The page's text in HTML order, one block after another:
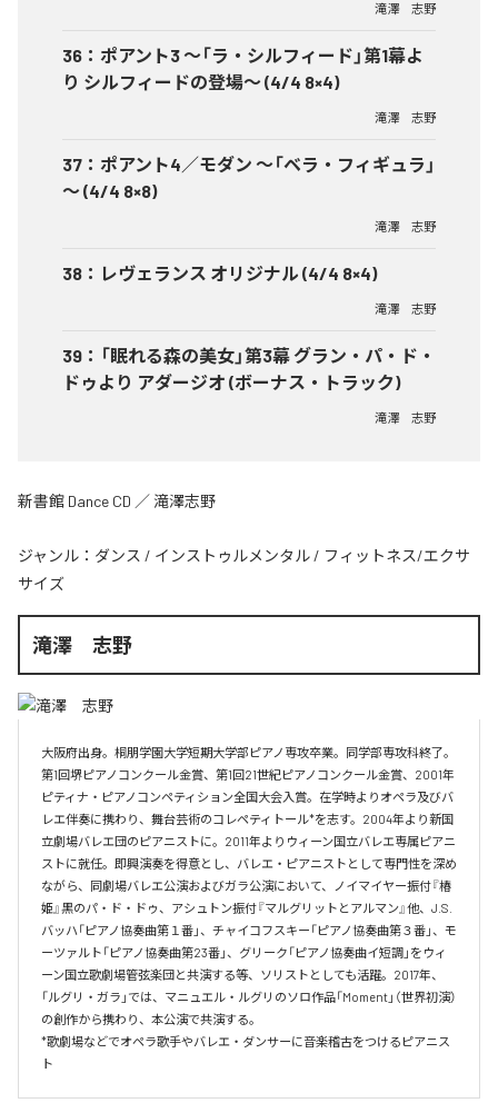
滝澤 志野
36 ： ポアント3 ～「ラ・シルフィード」第1幕よ
り シルフィードの登場～ (4/4 8×4)
滝澤 志野
37 ： ポアント4／モダン ～「ベラ・フィギュラ」
～ (4/4 8×8)
滝澤 志野
38 ： レヴェランス オリジナル (4/4 8×4)
滝澤 志野
39 ： 「眠れる森の美女」第3幕 グラン・パ・ド・
ドゥより アダージオ (ボーナス・トラック)
滝澤 志野
新書館 Dance CD ／ 滝澤志野
ジャンル： ダンス / インストゥルメンタル / フィットネス/エクサ
サイズ
滝澤 志野
大阪府出身。桐朋学園大学短期大学部ピアノ専攻卒業。同学部専攻科終了。
第1回堺ピアノコンクール金賞、第1回21世紀ピアノコンクール金賞、2001年
ピティナ・ピアノコンペティション全国大会入賞。在学時よりオペラ及びバ
レエ伴奏に携わり、舞台芸術のコレペティトール*を志す。2004年より新国
立劇場バレエ団のピアニストに。2011年よりウィーン国立バレエ専属ピアニ
ストに就任。即興演奏を得意とし、バレエ・ピアニストとして専門性を深め
ながら、同劇場バレエ公演およびガラ公演において、ノイマイヤー振付『椿
姫』黒のパ・ド・ドゥ、アシュトン振付『マルグリットとアルマン』他、J.S.
バッハ「ピアノ協奏曲第１番」、チャイコフスキー「ピアノ協奏曲第３番」、モ
ーツァルト「ピアノ協奏曲第23番」、グリーク「ピアノ協奏曲イ短調」をウィ
ーン国立歌劇場管弦楽団と共演する等、ソリストとしても活躍。2017年、
「ルグリ・ガラ」では、マニュエル・ルグリのソロ作品「Moment」（世界初演）
の創作から携わり、本公演で共演する。
*歌劇場などでオペラ歌手やバレエ・ダンサーに音楽稽古をつけるピアニス
ト